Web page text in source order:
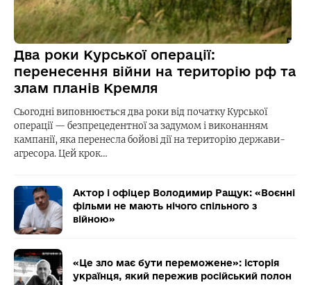
Два роки Курської операції:
перенесення війни на територію рф та
злам планів Кремля
Сьогодні виповнюється два роки від початку Курської
операції — безпрецедентної за задумом і виконанням
кампанії, яка перенесла бойові дії на територію держави-
агресора. Цей крок…
Актор і офіцер Володимир Ращук: «Воєнні
фільми не мають нічого спільного з
війною»
«Це зло має бути переможене»: історія
українця, який пережив російський полон